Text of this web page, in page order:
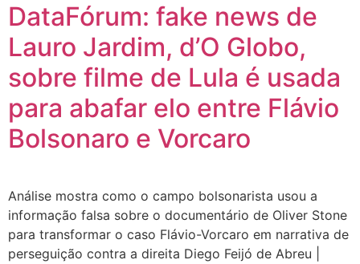
DataFórum: fake news de
Lauro Jardim, d’O Globo,
sobre filme de Lula é usada
para abafar elo entre Flávio
Bolsonaro e Vorcaro
Análise mostra como o campo bolsonarista usou a
informação falsa sobre o documentário de Oliver Stone
para transformar o caso Flávio-Vorcaro em narrativa de
perseguição contra a direita Diego Feijó de Abreu |